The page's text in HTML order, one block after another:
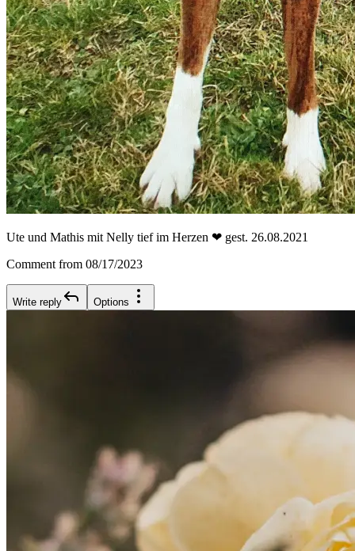
Ute und Mathis mit Nelly tief im Herzen ❤ gest. 26.08.2021
Comment from 08/17/2023
Write reply Options